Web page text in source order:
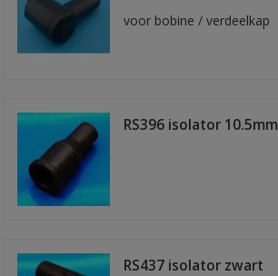
voor bobine / verdeelkap
RS396 isolator 10.5mm
RS437 isolator zwart